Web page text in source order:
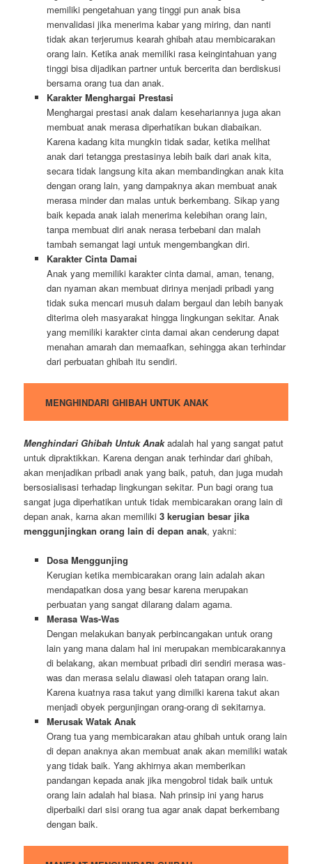
memiliki pengetahuan yang tinggi pun anak bisa
menvalidasi jika menerima kabar yang miring, dan nanti
tidak akan terjerumus kearah ghibah atau membicarakan
orang lain. Ketika anak memiliki rasa keingintahuan yang
tinggi bisa dijadikan partner untuk bercerita dan berdiskusi
bersama orang tua dan anak.
Karakter Menghargai Prestasi
Menghargai prestasi anak dalam kesehariannya juga akan
membuat anak merasa diperhatikan bukan diabaikan.
Karena kadang kita mungkin tidak sadar, ketika melihat
anak dari tetangga prestasinya lebih baik dari anak kita,
secara tidak langsung kita akan membandingkan anak kita
dengan orang lain, yang dampaknya akan membuat anak
merasa minder dan malas untuk berkembang. Sikap yang
baik kepada anak ialah menerima kelebihan orang lain,
tanpa membuat diri anak nerasa terbebani dan malah
tambah semangat lagi untuk mengembangkan diri.
Karakter Cinta Damai
Anak yang memiliki karakter cinta damai, aman, tenang,
dan nyaman akan membuat dirinya menjadi pribadi yang
tidak suka mencari musuh dalam bergaul dan lebih banyak
diterima oleh masyarakat hingga lingkungan sekitar. Anak
yang memiliki karakter cinta damai akan cenderung dapat
menahan amarah dan memaafkan, sehingga akan terhindar
dari perbuatan ghibah itu sendiri.
MENGHINDARI GHIBAH UNTUK ANAK
Menghindari Ghibah Untuk Anakadalah hal yang sangat patut
untuk dipraktikkan. Karena dengan anak terhindar dari ghibah,
akan menjadikan pribadi anak yang baik, patuh, dan juga mudah
bersosialisasi terhadap lingkungan sekitar. Pun bagi orang tua
sangat juga diperhatikan untuk tidak membicarakan orang lain di
depan anak, karna akan memiliki3 kerugian besar jika
menggunjingkan orang lain di depan anak, yakni:
Dosa Menggunjing
Kerugian ketika membicarakan orang lain adalah akan
mendapatkan dosa yang besar karena merupakan
perbuatan yang sangat dilarang dalam agama.
Merasa Was-Was
Dengan melakukan banyak perbincangakan untuk orang
lain yang mana dalam hal ini merupakan membicarakannya
di belakang, akan membuat pribadi diri sendiri merasa was-
was dan merasa selalu diawasi oleh tatapan orang lain.
Karena kuatnya rasa takut yang dimilki karena takut akan
menjadi obyek pergunjingan orang-orang di sekitarnya.
Merusak Watak Anak
Orang tua yang membicarakan atau ghibah untuk orang lain
di depan anaknya akan membuat anak akan memiliki watak
yang tidak baik. Yang akhirnya akan memberikan
pandangan kepada anak jika mengobrol tidak baik untuk
orang lain adalah hal biasa. Nah prinsip ini yang harus
diperbaiki dari sisi orang tua agar anak dapat berkembang
dengan baik.